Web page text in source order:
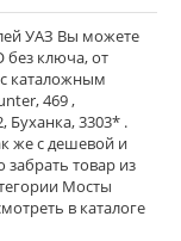
УАЗ Вы можете
без ключа, от
каталожным
469 ,
Буханка, 3303* .
же с дешевой и
товар из
Мосты
в каталоге